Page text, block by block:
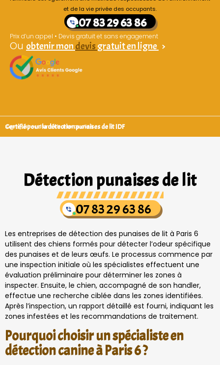
et de la vie privée des occupants.
07 83 29 63 86
Prix d’un appel • Devis gratuit et sans engagement
Ou obtenir mon devis gratuit en ligne >
Certifié pour la détection punaises de lit IDF
Signataires d’une charte qualité
Détection punaises de lit
07 83 29 63 86
Les entreprises de détection des punaises de lit à Paris 6
utilisent des chiens formés pour détecter l’odeur spécifique
des punaises et de leurs œufs. Le processus commence par
une inspection initiale où les spécialistes effectuent une
évaluation préliminaire pour déterminer les zones à
inspecter. Ensuite, le chien, accompagné de son handler,
effectue une recherche ciblée dans les zones identifiées.
Après l’inspection, un rapport détaillé est fourni, indiquant les
zones infestées et les recommandations de traitement.
Pourquoi choisir un spécialiste en
détection canine à Paris 6 ?